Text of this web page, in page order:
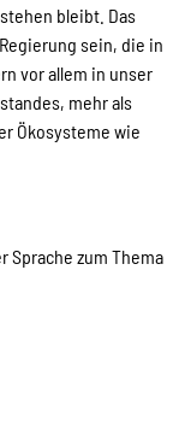
bleibt. Das
sein, die in
vor allem in unser
mehr als
Ökosysteme wie
Sprache zum Thema